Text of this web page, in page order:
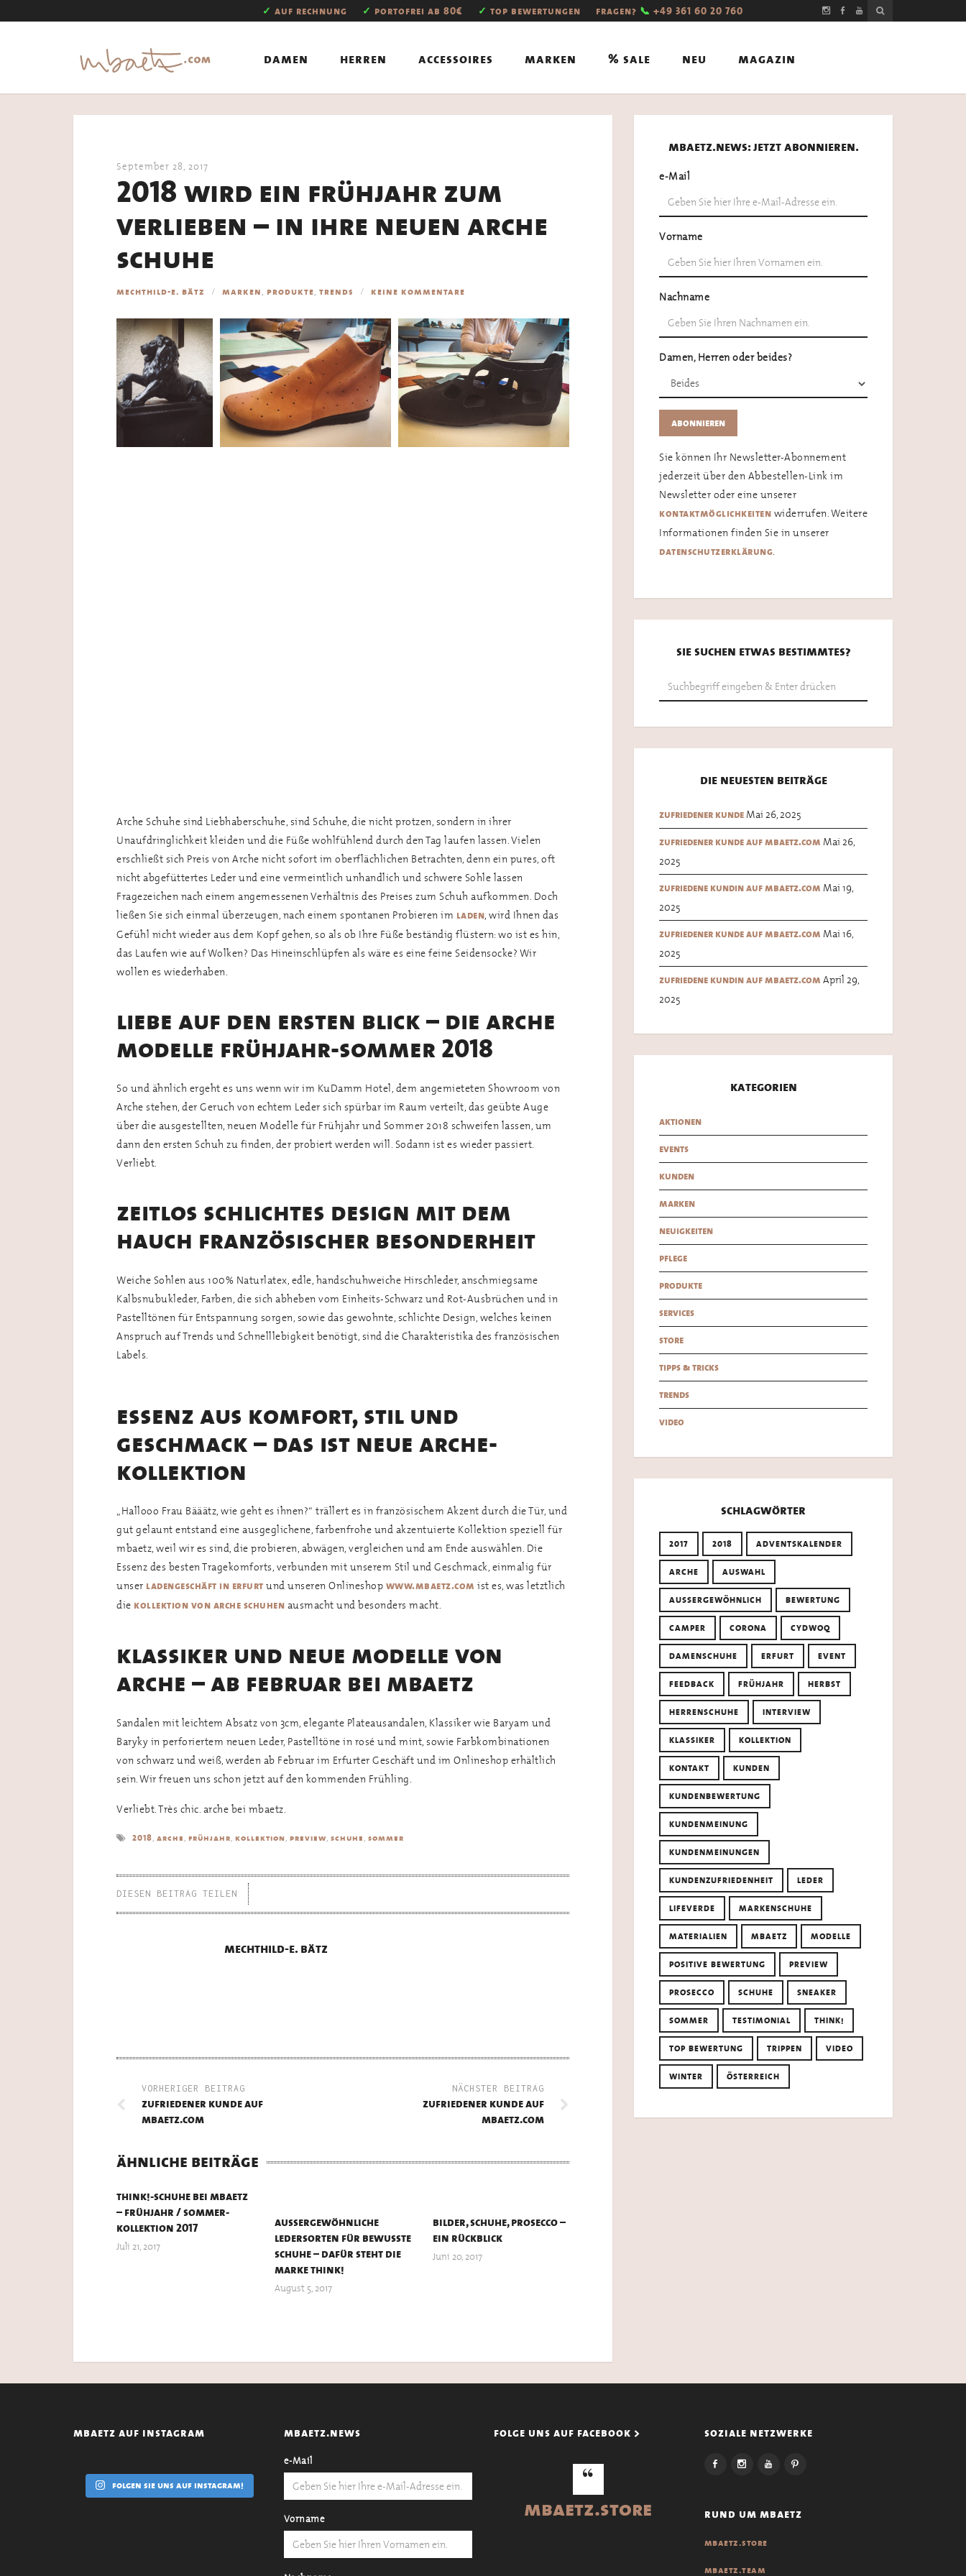
✓ auf rechnung ✓ portofrei ab 80€ ✓ top bewertungen fragen? 📞 +49 361 60 20 760
damen herren accessoires marken % sale neu magazin
September 28, 2017
2018 wird ein frühjahr zum
verlieben – in ihre neuen arche
schuhe
mechthild-e. bätz marken, produkte, trends keine kommentare
Arche Schuhe sind Liebhaberschuhe, sind Schuhe, die nicht protzen, sondern in ihrer
Unaufdringlichkeit kleiden und die Füße wohlfühlend durch den Tag laufen lassen. Vielen
erschließt sich Preis von Arche nicht sofort im oberflächlichen Betrachten, denn ein pures, oft
nicht abgefüttertes Leder und eine vermeintlich unhandlich und schwere Sohle lassen
Fragezeichen nach einem angemessenen Verhältnis des Preises zum Schuh aufkommen. Doch
ließen Sie sich einmal überzeugen, nach einem spontanen Probieren im laden, wird Ihnen das
Gefühl nicht wieder aus dem Kopf gehen, so als ob Ihre Füße beständig flüstern: wo ist es hin,
das Laufen wie auf Wolken? Das Hineinschlüpfen als wäre es eine feine Seidensocke? Wir
wollen es wiederhaben.
liebe auf den ersten blick – die arche
modelle frühjahr-sommer 2018
So und ähnlich ergeht es uns wenn wir im KuDamm Hotel, dem angemieteten Showroom von
Arche stehen, der Geruch von echtem Leder sich spürbar im Raum verteilt, das geübte Auge
über die ausgestellten, neuen Modelle für Frühjahr und Sommer 2018 schweifen lassen, um
dann den ersten Schuh zu finden, der probiert werden will. Sodann ist es wieder passiert.
Verliebt.
zeitlos schlichtes design mit dem
hauch französischer besonderheit
Weiche Sohlen aus 100% Naturlatex, edle, handschuhweiche Hirschleder, anschmiegsame
Kalbsnubukleder, Farben, die sich abheben vom Einheits-Schwarz und Rot-Ausbrüchen und in
Pastelltönen für Entspannung sorgen, sowie das gewohnte, schlichte Design, welches keinen
Anspruch auf Trends und Schnelllebigkeit benötigt, sind die Charakteristika des französischen
Labels.
essenz aus komfort, stil und
geschmack – das ist neue arche-
kollektion
„Hallooo Frau Bääätz, wie geht es ihnen?“ trällert es in französischem Akzent durch die Tür, und
gut gelaunt entstand eine ausgeglichene, farbenfrohe und akzentuierte Kollektion speziell für
mbaetz, weil wir es sind, die probieren, abwägen, vergleichen und am Ende auswählen. Die
Essenz des besten Tragekomforts, verbunden mit unserem Stil und Geschmack, einmalig für
unser ladengeschäft in erfurt und unseren Onlineshop www.mbaetz.com ist es, was letztlich
die kollektion von arche schuhen ausmacht und besonders macht.
klassiker und neue modelle von
arche – ab februar bei mbaetz
Sandalen mit leichtem Absatz von 3cm, elegante Plateausandalen, Klassiker wie Baryam und
Baryky in perforiertem neuen Leder, Pastelltöne in rosé und mint, sowie Farbkombinationen
von schwarz und weiß, werden ab Februar im Erfurter Geschäft und im Onlineshop erhältlich
sein. Wir freuen uns schon jetzt auf den kommenden Frühling.
Verliebt. Très chic. arche bei mbaetz.
2018, arche , frühjahr, kollektion , preview, schuhe , sommer
DIESEN BEITRAG TEILEN
mechthild-e. bätz
VORHERIGER BEITRAG
zufriedener kunde auf
mbaetz.com
NÄCHSTER BEITRAG
zufriedener kunde auf
mbaetz.com
ähnliche beiträge
think!-schuhe bei mbaetz
– frühjahr / sommer-
kollektion 2017
Juli 21, 2017
außergewöhnliche
ledersorten für bewußte
schuhe – dafür steht die
marke think!
August 5, 2017
bilder, schuhe, prosecco –
ein rückblick
Juni 20, 2017
mbaetz.news: jetzt abonnieren.
e-Mail
Vorname
Nachname
Damen, Herren oder beides?
Sie können Ihr Newsletter-Abonnement
jederzeit über den Abbestellen-Link im
Newsletter oder eine unserer
kontaktmöglichkeiten widerrufen. Weitere
Informationen finden Sie in unserer
datenschutzerklärung.
sie suchen etwas bestimmtes?
die neuesten beiträge
zufriedener kunde Mai 26, 2025
zufriedener kunde auf mbaetz.com Mai 26,
2025
zufriedene kundin auf mbaetz.com Mai 19,
2025
zufriedener kunde auf mbaetz.com Mai 16,
2025
zufriedene kundin auf mbaetz.com April 29,
2025
kategorien
aktionen
events
kunden
marken
neuigkeiten
pflege
produkte
services
store
tipps & tricks
trends
video
schlagwörter
2017 2018 ADVENTSKALENDER
ARCHE AUSWAHL
AUSSERGEWÖHNLICH BEWERTUNG
CAMPER CORONA CYDWOQ
DAMENSCHUHE ERFURT EVENT
FEEDBACK FRÜHJAHR HERBST
HERRENSCHUHE INTERVIEW
KLASSIKER KOLLEKTION
KONTAKT KUNDEN
KUNDENBEWERTUNG
KUNDENMEINUNG
KUNDENMEINUNGEN
KUNDENZUFRIEDENHEIT LEDER
LIFEVERDE MARKENSCHUHE
MATERIALIEN MBAETZ MODELLE
POSITIVE BEWERTUNG PREVIEW
PROSECCO SCHUHE SNEAKER
SOMMER TESTIMONIAL THINK!
TOP BEWERTUNG TRIPPEN VIDEO
WINTER ÖSTERREICH
mbaetz auf instagram
folgen sie uns auf instagram!
mbaetz.news
e-Mail
Vorname
folge uns auf facebook >
mbaetz.store
soziale netzwerke
rund um mbaetz
mbaetz.store
mbaetz.team